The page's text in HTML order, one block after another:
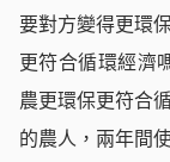
要對方變得更環
更符合循環經濟
農更環保更符合
的農人，兩年間